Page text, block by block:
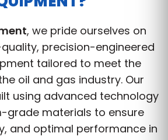
, we pride ourselves on
precision-engineered
tailored to meet the
oil and gas industry. Our
using advanced technology
grade materials to ensure
and optimal performance in